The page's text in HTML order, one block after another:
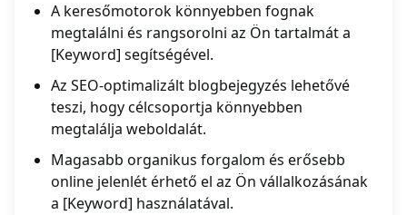
A keresőmotorok könnyebben fognak
megtalálni és rangsorolni az Ön tartalmát a
[Keyword] segítségével.
Az SEO-optimalizált blogbejegyzés lehetővé
teszi, hogy célcsoportja könnyebben
megtalálja weboldalát.
Magasabb organikus forgalom és erősebb
online jelenlét érhető el az Ön vállalkozásának
a [Keyword] használatával.